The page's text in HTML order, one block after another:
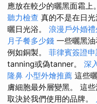
應放在較少的曬黑面霜上
聽力檢查 真的不是在日
曬日光浴。 浪漫戶外婚
月子餐多少錢 一些曬黑
例如銅製。 菲律賓簽證
tanning或偽tanner。 深
隆鼻 小型外燴推薦 這些
膚細胞最外層變黑。 這
取決於我們使用的品牌。